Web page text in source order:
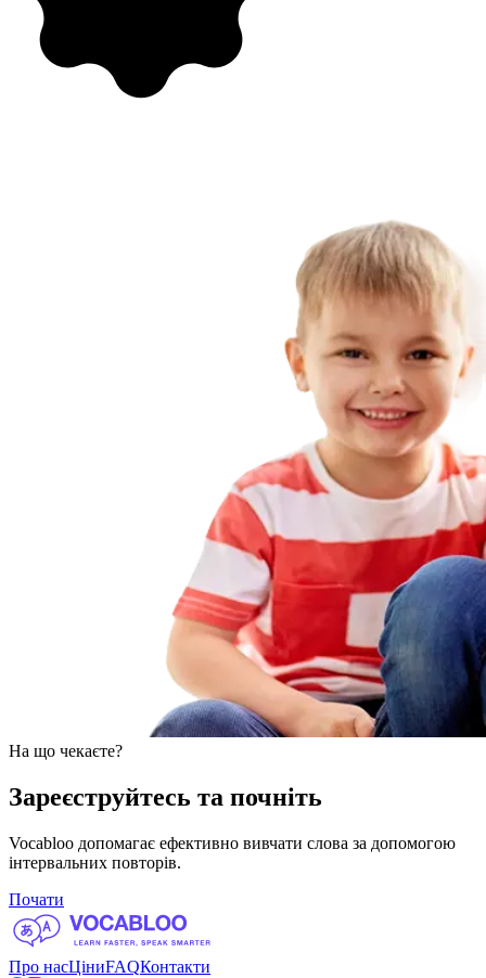
На що чекаєте?
Зареєструйтесь та почніть
Vocabloo допомагає ефективно вивчати слова за допомогою
інтервальних повторів.
Почати
Про насЦіниFAQКонтакти